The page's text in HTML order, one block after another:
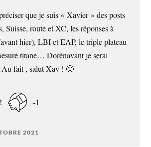
que je suis « Xavier » des posts
Suisse, route et XC, les réponses à
hier), LBI et EAP, le triple plateau
titane… Dorénavant je serai
fait , salut Xav ! 🙂
-1
2021